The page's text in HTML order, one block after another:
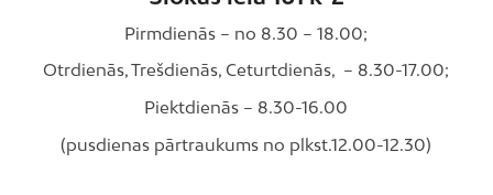
Pirmdienās – no 8.30 – 18.00;
Otrdienās, Trešdienās, Ceturtdienās, – 8.30-17.00;
Piektdienās – 8.30-16.00
(pusdienas pārtraukums no plkst.12.00-12.30)